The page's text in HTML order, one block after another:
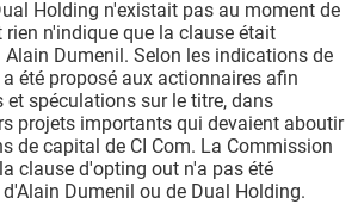
Holding n'existait pas au moment de
n'indique que la clause était
Dumenil. Selon les indications de
été proposé aux actionnaires afin
et spéculations sur le titre, dans
projets importants qui devaient aboutir
de capital de CI Com. La Commission
clause d'opting out n'a pas été
Dumenil ou de Dual Holding.